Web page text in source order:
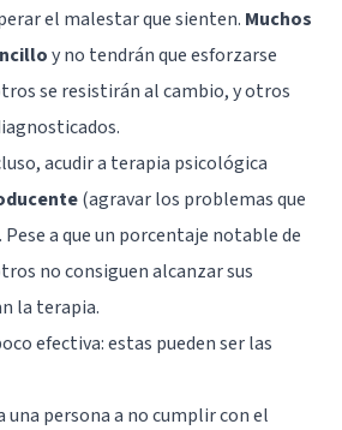
el malestar que sienten. Muchos
y no tendrán que esforzarse
se resistirán al cambio, y otros
acudir a terapia psicológica
(agravar los problemas que
a que un porcentaje notable de
no consiguen alcanzar sus
la terapia.
efectiva: estas pueden ser las
una persona a no cumplir con el